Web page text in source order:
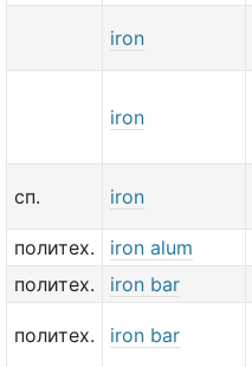
iron
iron
сп. iron
политех.
iron alum
политех.
iron bar
политех. iron bar